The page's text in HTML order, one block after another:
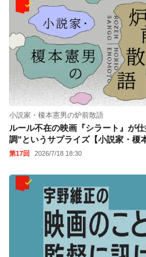
小説家・榎本憲男の炉前散語
ルール不在の映画『シラート』が
調”というサプライズ【小説家・榎
第17回 2026/7/18 18:30